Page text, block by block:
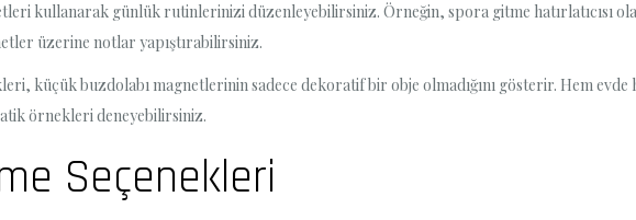
kullanarak günlük rutinlerinizi düzenleyebilirsiniz. Örneğin, spora gitme hatırlatıcısı
üzerine notlar yapıştırabilirsiniz.
küçük buzdolabı magnetlerinin sadece dekoratif bir obje olmadığını gösterir. Hem evde
örnekleri deneyebilirsiniz.
Seçenekleri